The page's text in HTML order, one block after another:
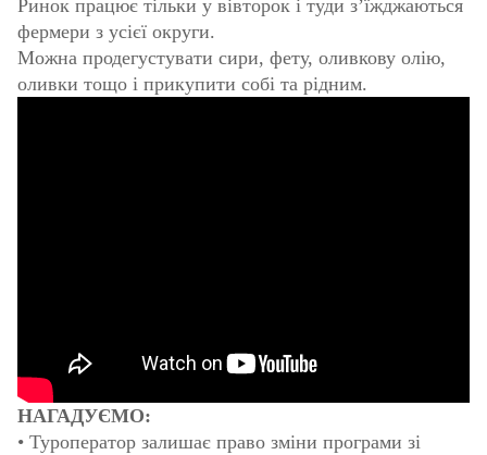
Ринок працює тільки у вівторок і туди з’їжджаються
фермери з усієї округи.
Можна продегустувати сири, фету, оливкову олію,
оливки тощо і прикупити собі та рідним.
НАГАДУЄМО:
• Туроператор залишає право зміни програми зі